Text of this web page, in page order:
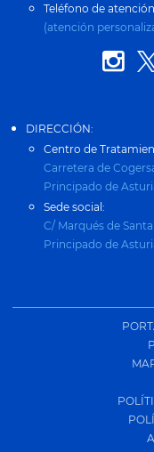
Teléfono de
(atención
DIRECCIÓN:
Centro de
Carretera de
Principado de
Sede social:
C/ Marqués de Santa
Principado de